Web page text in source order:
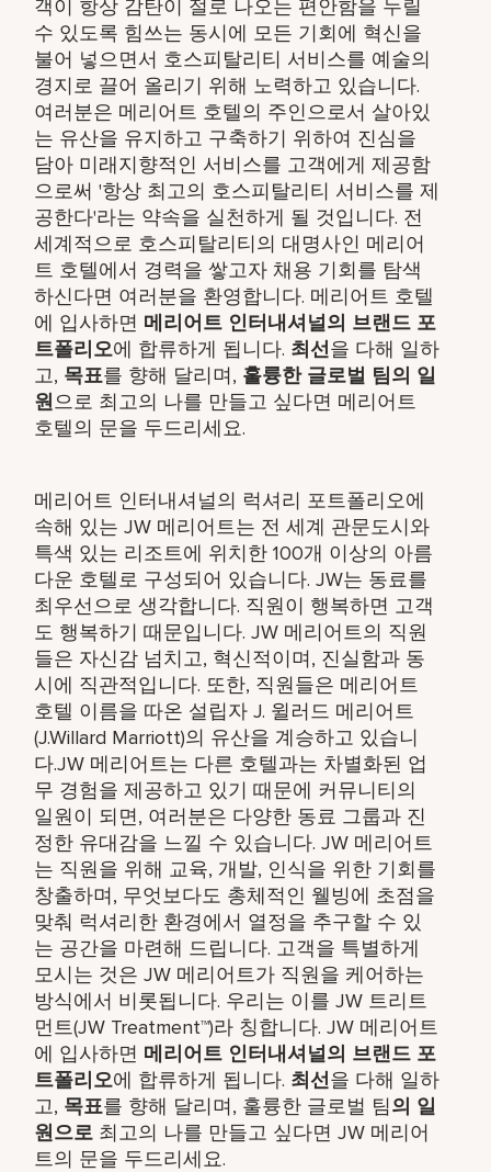
객이 항상 감탄이 절로 나오는 편안함을 누릴
수 있도록 힘쓰는 동시에 모든 기회에 혁신을
불어 넣으면서 호스피탈리티 서비스를 예술의
경지로 끌어 올리기 위해 노력하고 있습니다.
여러분은 메리어트 호텔의 주인으로서 살아있
는 유산을 유지하고 구축하기 위하여 진심을
담아 미래지향적인 서비스를 고객에게 제공함
으로써 '항상 최고의 호스피탈리티 서비스를 제
공한다'라는 약속을 실천하게 될 것입니다. 전
세계적으로 호스피탈리티의 대명사인 메리어
트 호텔에서 경력을 쌓고자 채용 기회를 탐색
하신다면 여러분을 환영합니다. 메리어트 호텔
에 입사하면 메리어트 인터내셔널의 브랜드 포
트폴리오에 합류하게 됩니다. 최선을 다해 일하
고, 목표를 향해 달리며, 훌륭한 글로벌 팀의 일
원으로 최고의 나를 만들고 싶다면 메리어트
호텔의 문을 두드리세요.
메리어트 인터내셔널의 럭셔리 포트폴리오에
속해 있는 JW 메리어트는 전 세계 관문도시와
특색 있는 리조트에 위치한 100개 이상의 아름
다운 호텔로 구성되어 있습니다. JW는 동료를
최우선으로 생각합니다. 직원이 행복하면 고객
도 행복하기 때문입니다. JW 메리어트의 직원
들은 자신감 넘치고, 혁신적이며, 진실함과 동
시에 직관적입니다. 또한, 직원들은 메리어트
호텔 이름을 따온 설립자 J. 윌러드 메리어트
(J.Willard Marriott)의 유산을 계승하고 있습니
다.JW 메리어트는 다른 호텔과는 차별화된 업
무 경험을 제공하고 있기 때문에 커뮤니티의
일원이 되면, 여러분은 다양한 동료 그룹과 진
정한 유대감을 느낄 수 있습니다. JW 메리어트
는 직원을 위해 교육, 개발, 인식을 위한 기회를
창출하며, 무엇보다도 총체적인 웰빙에 초점을
맞춰 럭셔리한 환경에서 열정을 추구할 수 있
는 공간을 마련해 드립니다. 고객을 특별하게
모시는 것은 JW 메리어트가 직원을 케어하는
방식에서 비롯됩니다. 우리는 이를 JW 트리트
먼트(JW Treatment™)라 칭합니다. JW 메리어트
에 입사하면 메리어트 인터내셔널의 브랜드 포
트폴리오에 합류하게 됩니다. 최선을 다해 일하
고, 목표를 향해 달리며, 훌륭한 글로벌 팀의 일
원으로 최고의 나를 만들고 싶다면 JW 메리어
트의 문을 두드리세요.